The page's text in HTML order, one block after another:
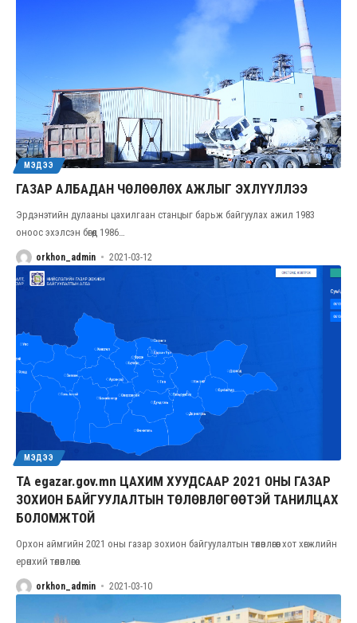
МЭДЭЭ
ГАЗАР АЛБАДАН ЧӨЛӨӨЛӨХ АЖЛЫГ ЭХЛҮҮЛЛЭЭ
Эрдэнэтийн дулааны цахилгаан станцыг барьж байгуулах ажил 1983
оноос эхэлсэн бөгөөд 1986
orkhon_admin 2021-03-12
МЭДЭЭ
ТА egazar.gov.mn ЦАХИМ ХУУДСААР 2021 ОНЫ ГАЗАР
ЗОХИОН БАЙГУУЛАЛТЫН ТӨЛӨВЛӨГӨӨТЭЙ ТАНИЛЦАХ
БОЛОМЖТОЙ
Орхон аймгийн 2021 оны газар зохион байгуулалтын төлөвлөгөөг хот хөгжлийн
ерөнхий төлөвлөгөө…
orkhon_admin 2021-03-10